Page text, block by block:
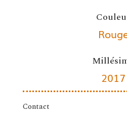
2017
Contact